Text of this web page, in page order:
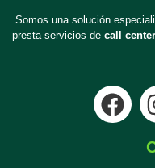
Somos una solución
presta servicios de call center